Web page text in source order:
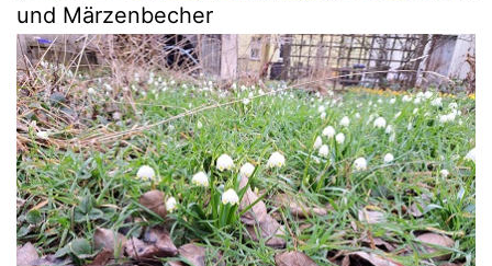
und Märzenbecher